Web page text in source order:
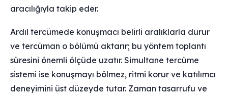
aracılığıyla takip eder.
Ardıl tercümede konuşmacı belirli aralıklarla durur
ve tercüman o bölümü aktarır; bu yöntem toplantı
süresini önemli ölçüde uzatır. Simultane tercüme
sistemi ise konuşmayı bölmez, ritmi korur ve katılımcı
deneyimini üst düzeyde tutar. Zaman tasarrufu ve